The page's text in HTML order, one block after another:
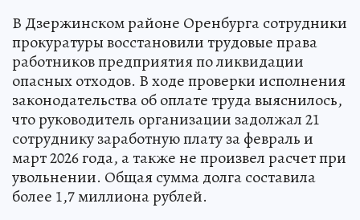
В Дзержинском районе Оренбурга сотрудники
прокуратуры восстановили трудовые права
работников предприятия по ликвидации
опасных отходов. В ходе проверки исполнения
законодательства об оплате труда выяснилось,
что руководитель организации задолжал 21
сотруднику заработную плату за февраль и
март 2026 года, а также не произвел расчет при
увольнении. Общая сумма долга составила
более 1,7 миллиона рублей.